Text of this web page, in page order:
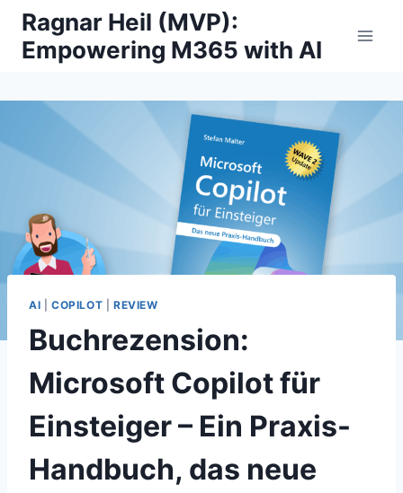
Skip
content
Ragnar Heil (MVP):
Empowering M365 with AI
AI COPILOT REVIEW
Buchrezension:
Microsoft Copilot für
Einsteiger – Ein Praxis-
Handbuch, das neue